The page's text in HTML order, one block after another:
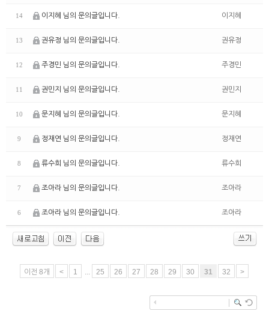
14 이지혜 님의 문의글입니다. 이지혜
13 권유정 님의 문의글입니다. 권유정
12 주경민 님의 문의글입니다. 주경민
11 권민지 님의 문의글입니다. 권민지
10 문지혜 님의 문의글입니다. 문지혜
9 정재연 님의 문의글입니다. 정재연
8 류수희 님의 문의글입니다. 류수희
7 조아라 님의 문의글입니다. 조아라
6 조아라 님의 문의글입니다. 조아라
이전 8개 < 1 ... 25 26 27 28 29 30 31 32 >